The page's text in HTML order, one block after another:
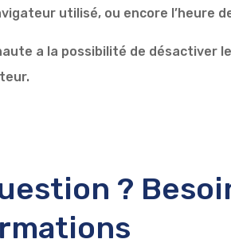
utilisé, ou encore l’heure
a la possibilité de désactiver
?